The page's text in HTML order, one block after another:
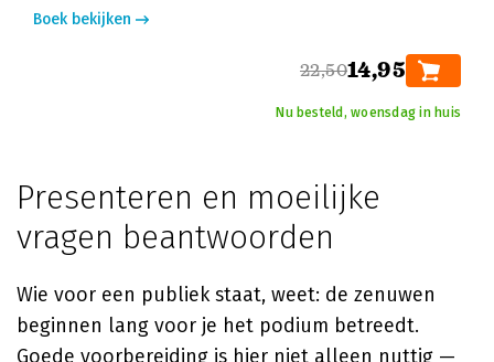
Boek bekijken
22,5014,95
Nu besteld, woensdag in huis
Presenteren en moeilijke
vragen beantwoorden
Wie voor een publiek staat, weet: de zenuwen
beginnen lang voor je het podium betreedt.
Goede voorbereiding is hier niet alleen nuttig —